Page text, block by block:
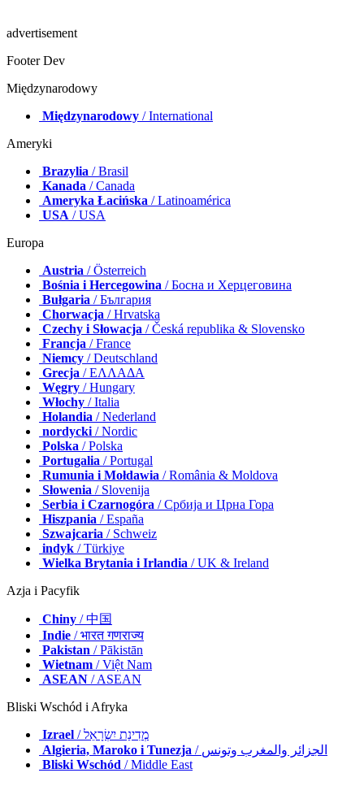
advertisement
Footer Dev
Międzynarodowy
Międzynarodowy / International
Ameryki
Brazylia / Brasil
Kanada / Canada
Ameryka Łacińska / Latinoamérica
USA / USA
Europa
Austria / Österreich
Bośnia i Hercegowina / Босна и Херцеговина
Bułgaria / България
Chorwacja / Hrvatska
Czechy i Słowacja / Česká republika & Slovensko
Francja / France
Niemcy / Deutschland
Grecja / ΕΛΛΑΔΑ
Węgry / Hungary
Włochy / Italia
Holandia / Nederland
nordycki / Nordic
Polska / Polska
Portugalia / Portugal
Rumunia i Mołdawia / România & Moldova
Słowenia / Slovenija
Serbia i Czarnogóra / Србија и Црна Гора
Hiszpania / España
Szwajcaria / Schweiz
indyk / Türkiye
Wielka Brytania i Irlandia / UK & Ireland
Azja i Pacyfik
Chiny / 中国
Indie / भारत गणराज्य
Pakistan / Pākistān
Wietnam / Việt Nam
ASEAN / ASEAN
Bliski Wschód i Afryka
Izrael
/ מְדִינַת יִשְׂרָאֵל
Algieria, Maroko i Tunezja
/ الجزائر والمغرب وتونس
Bliski Wschód / Middle East